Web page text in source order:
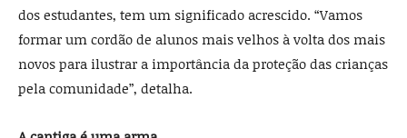
dos estudantes, tem um significado acrescido. “Vamos
formar um cordão de alunos mais velhos à volta dos mais
novos para ilustrar a importância da proteção das crianças
pela comunidade”, detalha.